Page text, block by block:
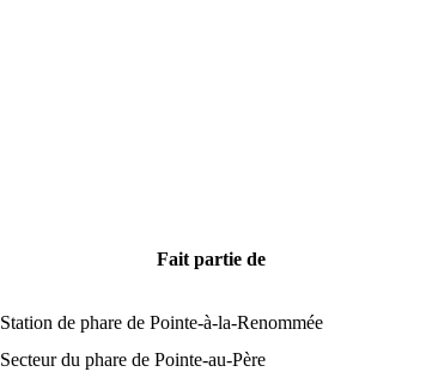
Fait partie de
Station de phare de Pointe-à-la-Renommée
Secteur du phare de Pointe-au-Père